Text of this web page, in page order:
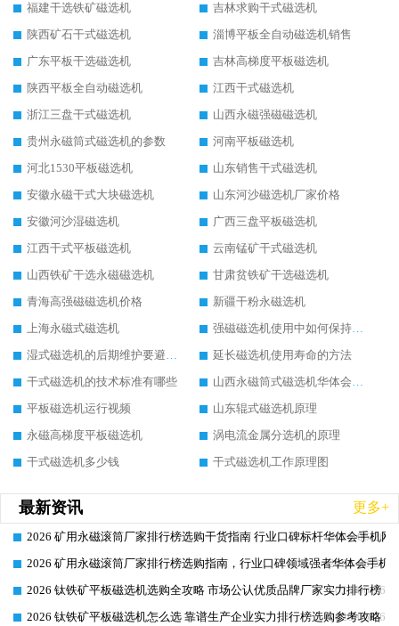
福建干选铁矿磁选机
吉林求购干式磁选机
陕西矿石干式磁选机
淄博平板全自动磁选机销售
广东平板干选磁选机
吉林高梯度平板磁选机
陕西平板全自动磁选机
江西干式磁选机
浙江三盘干式磁选机
山西永磁强磁磁选机
贵州永磁筒式磁选机的参数
河南平板磁选机
河北1530平板磁选机
山东销售干式磁选机
安徽永磁干式大块磁选机
山东河沙磁选机厂家价格
安徽河沙湿磁选机
广西三盘平板磁选机
江西干式平板磁选机
云南锰矿干式磁选机
山西铁矿干选永磁磁选机
甘肃贫铁矿干选磁选机
青海高强磁磁选机价格
新疆干粉永磁选机
上海永磁式磁选机
强磁磁选机使用中如何保持其顺畅运行
湿式磁选机的后期维护要避开哪些坑
延长磁选机使用寿命的方法
干式磁选机的技术标准有哪些
山西永磁筒式磁选机华体会手机网页版-华体会(中国)
平板磁选机运行视频
山东辊式磁选机原理
永磁高梯度平板磁选机
涡电流金属分选机的原理
干式磁选机多少钱
干式磁选机工作原理图
最新资讯 更多+
2026-06-26
2026 矿用永磁滚筒厂家排行榜选购干货指南 行业口碑标杆华体会手机网
2026-06-26
2026 矿用永磁滚筒厂家排行榜选购指南，行业口碑领域强者华体会手机
2026-06-26
2026 钛铁矿平板磁选机选购全攻略 市场公认优质品牌厂家实力排行榜
2026-06-26
2026 钛铁矿平板磁选机怎么选 靠谱生产企业实力排行榜选购参考攻略